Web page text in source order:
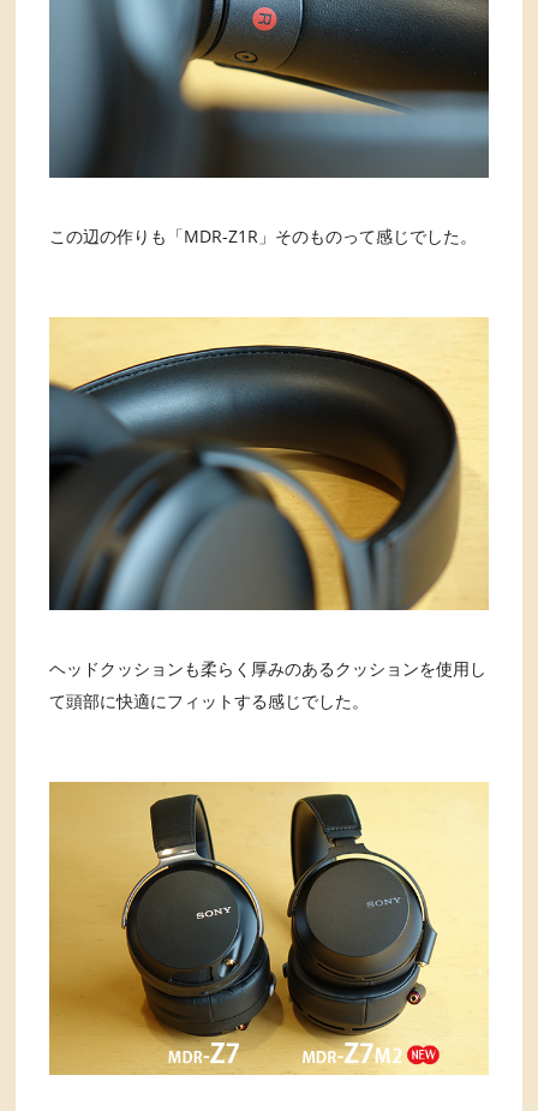
この辺の作りも「MDR-Z1R」そのものって感じでした。
ヘッドクッションも柔らく厚みのあるクッションを使用し
て頭部に快適にフィットする感じでした。